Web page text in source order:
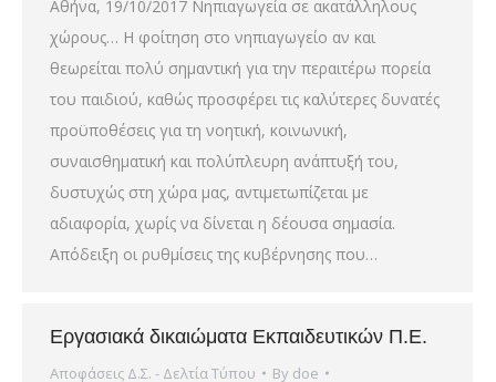
Αθήνα, 19/10/2017 Νηπιαγωγεία σε ακατάλληλους
χώρους… Η φοίτηση στο νηπιαγωγείο αν και
θεωρείται πολύ σημαντική για την περαιτέρω πορεία
του παιδιού, καθώς προσφέρει τις καλύτερες δυνατές
προϋποθέσεις για τη νοητική, κοινωνική,
συναισθηματική και πολύπλευρη ανάπτυξή του,
δυστυχώς στη χώρα μας, αντιμετωπίζεται με
αδιαφορία, χωρίς να δίνεται η δέουσα σημασία.
Απόδειξη οι ρυθμίσεις της κυβέρνησης που…
Εργασιακά δικαιώματα Εκπαιδευτικών Π.Ε.
Αποφάσεις Δ.Σ. - Δελτία Τύπου By doe